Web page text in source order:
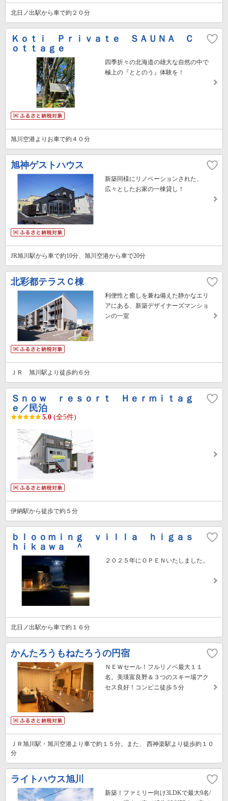
北日ノ出駅から車で約２０分
Ｋｏｔｉ Ｐｒｉｖａｔｅ ＳＡＵＮＡ Ｃ
ｏｔｔａｇｅ
四季折々の北海道の雄大な自然の中で
極上の『ととのう』体験を！
旭川空港よりお車で約４０分
旭神ゲストハウス
新築同様にリノベーションされた、
広々としたお家の一棟貸し！
JR旭川駅から車で約10分、旭川空港から車で20分
北彩都テラスＣ棟
利便性と癒しを兼ね備えた静かなエリ
アにある、新築デザイナーズマンショ
ンの一室
ＪＲ 旭川駅より徒歩約６分
Ｓｎｏｗ ｒｅｓｏｒｔ Ｈｅｒｍｉｔａｇ
ｅ／民泊
5.0 (全5件)
伊納駅から徒歩で約５分
ｂｌｏｏｍｉｎｇ ｖｉｌｌａ ｈｉｇａｓ
ｈｉｋａｗａ ＾
２０２５年にＯＰＥＮいたしました。
北日ノ出駅から車で約１６分
かんたろうもねたろうの円宿
ＮＥＷセール！フルリノベ最大１１
名。美瑛富良野＆３つのスキー場アク
セス良好！コンビニ徒歩５分
ＪＲ旭川駅・旭川空港より車で約１５分。また、 西神楽駅より徒歩約１０
分
ライトハウス旭川
新築！ファミリー向け3LDKで最大9名/